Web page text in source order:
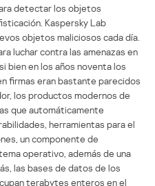
detectar los objetos
Kaspersky Lab
objetos maliciosos cada día.
luchar contra las amenazas en
bien en los años noventa los
firmas eran bastante parecidos
los productos modernos de
que automáticamente
herramientas para el
un componente de
operativo, además de una
las bases de datos de los
terabytes enteros en el